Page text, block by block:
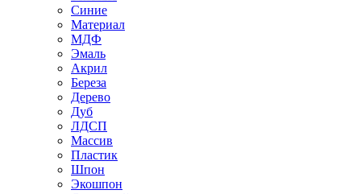
Синие
Материал
МДФ
Эмаль
Акрил
Береза
Дерево
Дуб
ЛДСП
Массив
Пластик
Шпон
Экошпон